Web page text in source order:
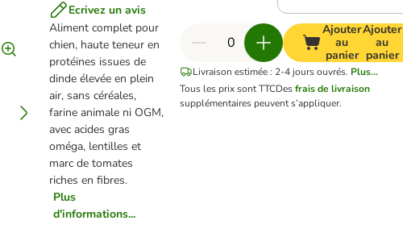
Ecrivez un avis
Aliment complet pour
chien, haute teneur en
protéines issues de
dinde élevée en plein
air, sans céréales,
farine animale ni OGM,
avec acides gras
oméga, lentilles et
marc de tomates
riches en fibres.
Plus
d'informations...
Ajouter
au
panier
Ajouter
au
panier
Livraison estimée : 2-4 jours ouvrés. Plus...
Tous les prix sont TTCDesfrais de livraison
supplémentaires peuvent s’appliquer.